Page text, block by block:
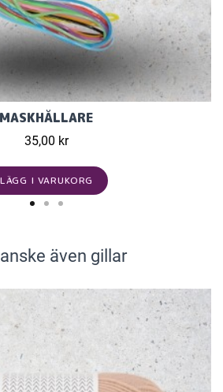
MASKHÅLLARE
35,00 kr
LÄGG I VARUKORG
även gillar